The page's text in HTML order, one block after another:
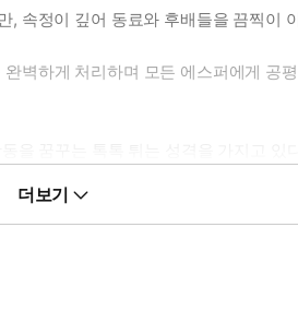
정이 깊어 동료와 후배들을 끔찍이
하게 처리하며 모든 에스퍼에게 공
앞에서는 독설을 서슴지 않는 강단이
더보기